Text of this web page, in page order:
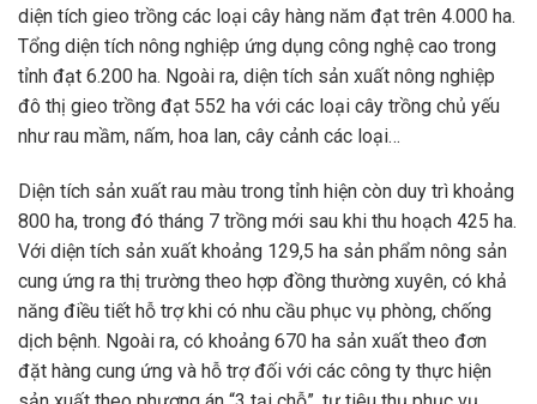
diện tích gieo trồng các loại cây hàng năm đạt trên 4.000 ha.
Tổng diện tích nông nghiệp ứng dụng công nghệ cao trong
tỉnh đạt 6.200 ha. Ngoài ra, diện tích sản xuất nông nghiệp
đô thị gieo trồng đạt 552 ha với các loại cây trồng chủ yếu
như rau mầm, nấm, hoa lan, cây cảnh các loại…
Diện tích sản xuất rau màu trong tỉnh hiện còn duy trì khoảng
800 ha, trong đó tháng 7 trồng mới sau khi thu hoạch 425 ha.
Với diện tích sản xuất khoảng 129,5 ha sản phẩm nông sản
cung ứng ra thị trường theo hợp đồng thường xuyên, có khả
năng điều tiết hỗ trợ khi có nhu cầu phục vụ phòng, chống
dịch bệnh. Ngoài ra, có khoảng 670 ha sản xuất theo đơn
đặt hàng cung ứng và hỗ trợ đối với các công ty thực hiện